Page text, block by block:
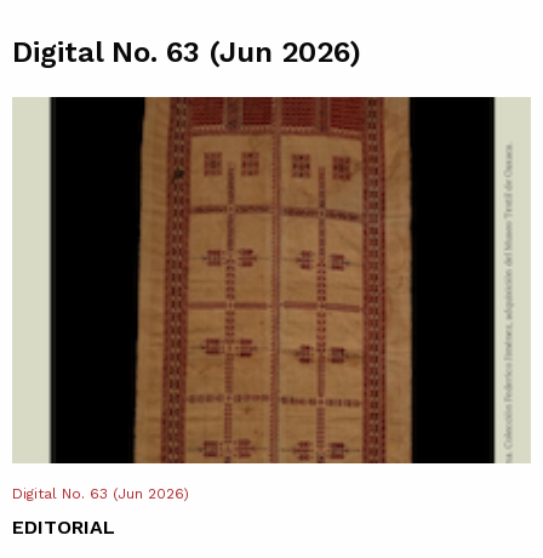
Digital No. 63 (Jun 2026)
Digital No. 63 (Jun 2026)
EDITORIAL